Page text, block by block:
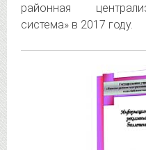
районная
система» в 2017 году.